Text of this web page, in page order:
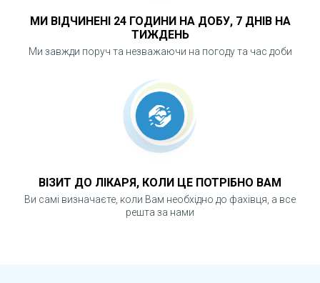
МИ ВІДЧИНЕНІ 24 ГОДИНИ НА ДОБУ, 7 ДНІВ НА
ТИЖДЕНЬ
Ми завжди поруч та незважаючи на погоду та час доби
ВІЗИТ ДО ЛІКАРЯ, КОЛИ ЦЕ ПОТРІБНО ВАМ
Ви самі визначаєте, коли Вам необхідно до фахівця, а все
решта за нами